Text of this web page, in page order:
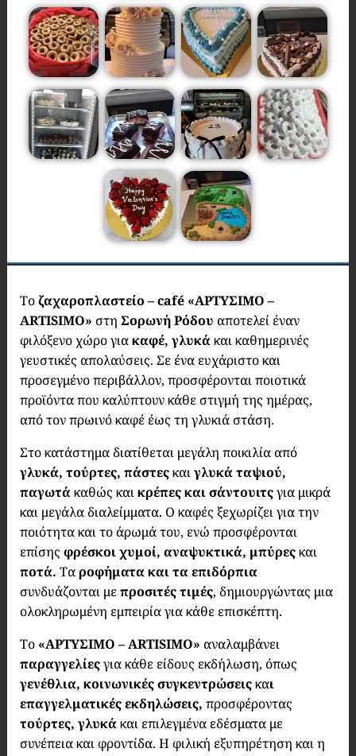
Τοζαχαροπλαστείο – café «ΑΡΤΥΣΙΜΟ –
ARTISIMO» στη Σορωνή Ρόδου αποτελεί έναν
φιλόξενο χώρο γιακαφέ, γλυκάκαι καθημερινές
γευστικές απολαύσεις. Σε ένα ευχάριστο και
προσεγμένο περιβάλλον, προσφέρονται ποιοτικά
προϊόντα που καλύπτουν κάθε στιγμή της ημέρας,
από τον πρωινό καφέ έως τη γλυκιά στάση.
Στο κατάστημα διατίθεται μεγάλη ποικιλία από
γλυκά, τούρτες, πάστεςκαιγλυκά ταψιού,
παγωτάκαθώς καικρέπες και σάντουιτςγια μικρά
και μεγάλα διαλείμματα. Ο καφές ξεχωρίζει για την
ποιότητα και το άρωμά του, ενώ προσφέρονται
επίσης φρέσκοι χυμοί, αναψυκτικά, μπύρεςκαι
ποτά. Ταροφήματα και τα επιδόρπια
συνδυάζονται μεπροσιτές τιμές, δημιουργώντας μια
ολοκληρωμένη εμπειρία για κάθε επισκέπτη.
Το «ΑΡΤΥΣΙΜΟ – ARTISIMO» αναλαμβάνει
παραγγελίεςγια κάθε είδους εκδήλωση, όπως
γενέθλια, κοινωνικές συγκεντρώσειςκαι
επαγγελματικές εκδηλώσεις, προσφέροντας
τούρτες, γλυκάκαι επιλεγμένα εδέσματα με
συνέπεια και φροντίδα. Η φιλική εξυπηρέτηση και η